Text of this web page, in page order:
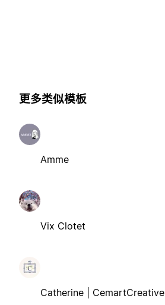
更多类似模板
Amme
Vix Clotet
Catherine | CemartCreative